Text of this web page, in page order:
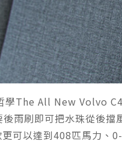
學The All New Volvo
雨刷即可把水珠從後
可以達到408匹馬力、